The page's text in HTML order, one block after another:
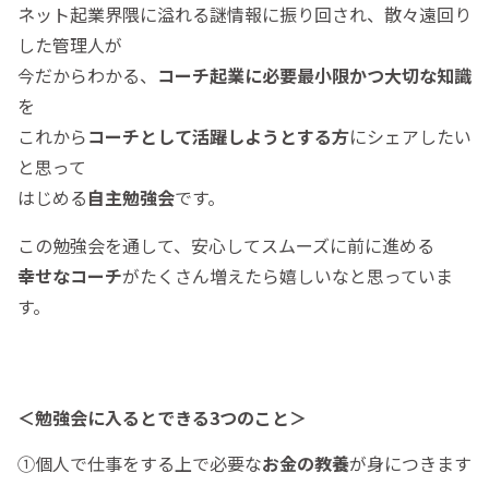
ネット起業界隈に溢れる謎情報に振り回され、散々遠回り
した管理人が
今だからわかる、 コーチ起業に必要最小限かつ大切な知識
を
これからコーチとして活躍しようとする方にシェアしたい
と思って
はじめる自主勉強会です。
この勉強会を通して、安心してスムーズに前に進める
幸せなコーチがたくさん増えたら嬉しいなと思っていま
す。
＜勉強会に入るとできる3つのこと＞
①個人で仕事をする上で必要なお金の教養が身につきます